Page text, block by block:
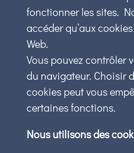
fonctionner les sites.
accéder qu’aux
Web.
Vous pouvez contrôler
du navigateur. Choisir
cookies peut vous
certaines fonctions.
Nous utilisons des